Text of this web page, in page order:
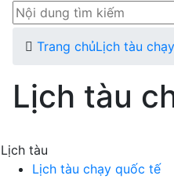
Trang chủLịch tàu
Lịch tàu
Lịch tàu
Lịch tàu chạy quốc tế